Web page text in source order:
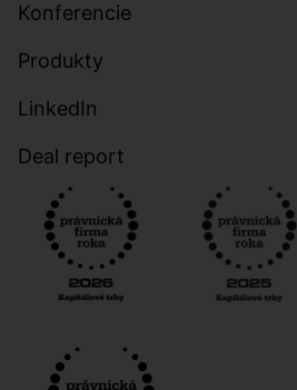
Konferencie
Produkty
LinkedIn
Deal report